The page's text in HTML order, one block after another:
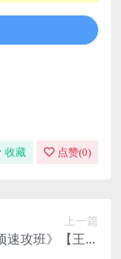
收藏 点赞(0)
上一篇
速攻班》【王老